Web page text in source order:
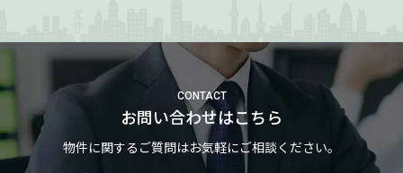
CONTACT
お問い合わせはこちら
物件に関するご質問はお気軽にご相談ください。